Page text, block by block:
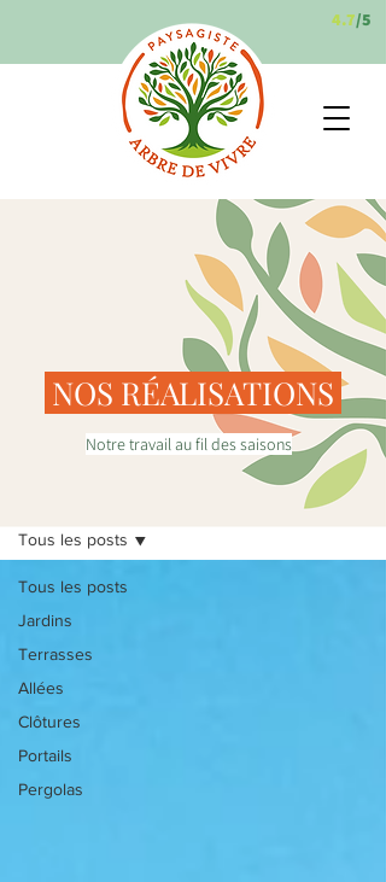
4.7/5
Tous les posts
Jardins
Terrasses
Allées
Clôtures
Portails
Pergolas
Tous les posts
NOS RÉALISATIONS
Notre travail au fil des saisons